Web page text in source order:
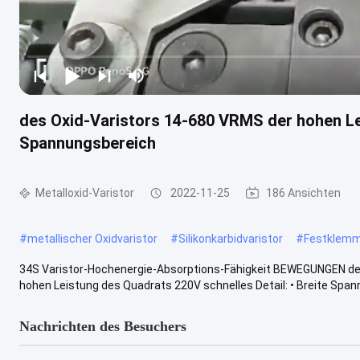
des Oxid-Varistors 14-680 VRMS der hohen
Spannungsbereich
Metalloxid-Varistor 2022-11-25 186 Ansichten
#metallischer Oxidvaristor #Silikonkarbidvaristor #
34S Varistor-Hochenergie-Absorptions-Fähigkeit
hohen Leistung des Quadrats 220V schnelles Detail: • Breite
Nachrichten des Besuchers